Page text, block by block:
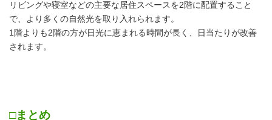
リビングや寝室などの主要な居住スペースを2階に配置すること
で、より多くの自然光を取り入れられます。
1階よりも2階の方が日光に恵まれる時間が長く、日当たりが改善
されます。
□まとめ